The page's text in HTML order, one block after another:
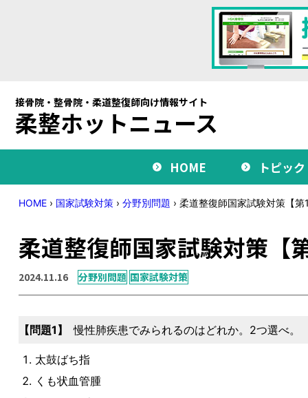
接骨院・整骨院・柔道整復師向け情報サイト
柔整ホットニュース
HOME トピック
HOME › 国家試験対策 › 分野別問題 › 柔道整復師国家試験対策【
柔道整復師国家試験対策【
2024.11.16 分野別問題 国家試験対策
問題1 慢性肺疾患でみられるのはどれか。2つ選べ。
太鼓ばち指
くも状血管腫